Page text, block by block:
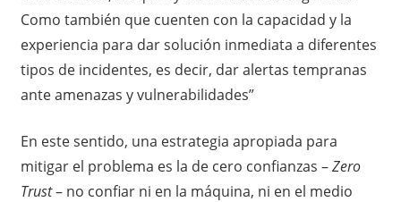
Como también que cuenten con la capacidad y la
experiencia para dar solución inmediata a diferentes
tipos de incidentes, es decir, dar alertas tempranas
ante amenazas y vulnerabilidades”
En este sentido, una estrategia apropiada para
mitigar el problema es la de cero confianzas –Zero
Trust– no confiar ni en la máquina, ni en el medio